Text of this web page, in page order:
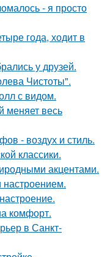
- я просто
года, ходит в
у друзей.
Чистоты".
с видом.
меняет весь
- воздух и стиль.
классики.
акцентами.
настроением.
комфорт.
в Санкт-